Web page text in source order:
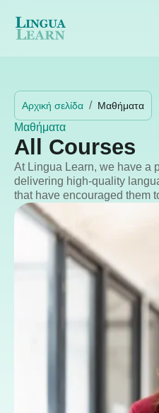
Αρχική σελίδα Μαθήματα
Μαθήματα
All Courses
At Lingua Learn, we have a
delivering high-quality
that have encouraged them